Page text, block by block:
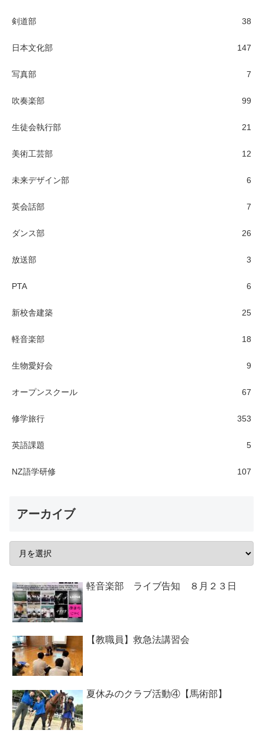
剣道部 38
日本文化部 147
写真部 7
吹奏楽部 99
生徒会執行部 21
美術工芸部 12
未来デザイン部 6
英会話部 7
ダンス部 26
放送部 3
PTA 6
新校舎建築 25
軽音楽部 18
生物愛好会 9
オープンスクール 67
修学旅行 353
英語課題 5
NZ語学研修 107
アーカイブ
軽音楽部 ライブ告知 ８月２３日
【教職員】救急法講習会
夏休みのクラブ活動④【馬術部】